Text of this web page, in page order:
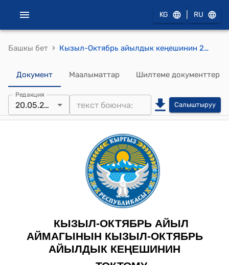
KG RU
Башкы бет › Кызыл-Октябрь айылдык кеңешинин 2025-жылдын 31-мартындагы № I/6-30 “Кызыл-Октябрь айыл аймагына караштуу “Кызыл-Октябрь” Муниципалдык Ишканасынын АВП тарифин бекитүү жөнүндө” токтому
Документ Маалыматтар Шилтеме документтер
Редакция
20.05.2025 Салыштыруу